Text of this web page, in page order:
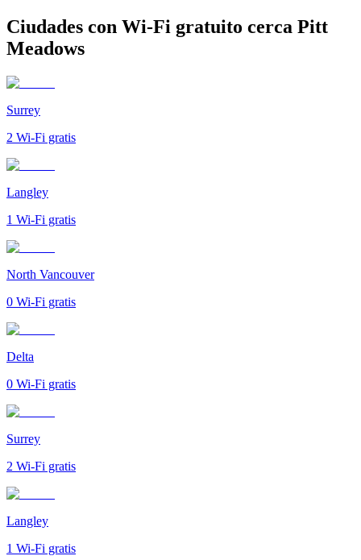
Ciudades con Wi-Fi gratuito cerca Pitt
Meadows
Surrey
2 Wi-Fi gratis
Langley
1 Wi-Fi gratis
North Vancouver
0 Wi-Fi gratis
Delta
0 Wi-Fi gratis
Surrey
2 Wi-Fi gratis
Langley
1 Wi-Fi gratis